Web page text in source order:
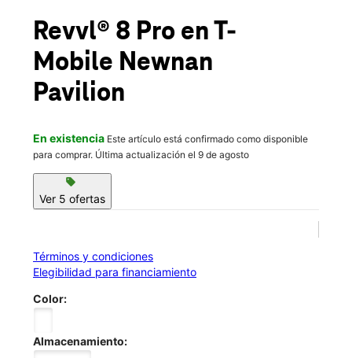
location_on
1108 Bullsboro Dr Suite 109 Newnan, GA 30265
Revvl® 8 Pro en T-
Mobile Newnan
Pavilion
En existencia Este artículo está confirmado como disponible
para comprar. Última actualización el 9 de agosto
sell
Ver 5 ofertas
Términos y condiciones
Elegibilidad para financiamiento
Color:
Almacenamiento: